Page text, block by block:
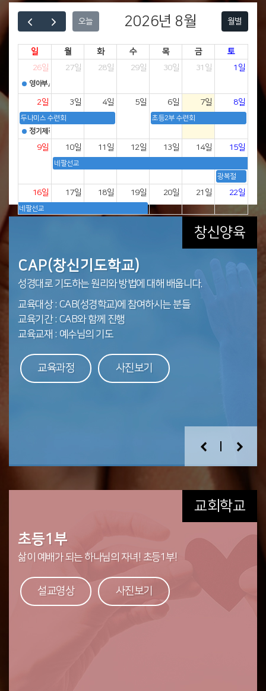
오늘 2026년 8월 월별
일 월 화 수 목 금
토
26일
영아부,유치부 성경학교
27일 28일 29일 30일 31일 1일
2일
두나미스 수련회
정기제직회
3일 4일 5일 6일
초등2부 수련회
7일 8일
9일 10일
네팔선교
11일 12일 13일 14일 15일
광복절
16일
네팔선교
17일 18일 19일 20일 21일 22일
23일 24일 25일 26일 29일
30일 31일 1일 2일 3일
창신양육
새가족부
교회에 등록하는 분들 하나님을 바르게 믿고 하나님의
자녀다운 삶을 살도록
교육하며, 창신교회를 소개하며 교회의 목표와 기준 등을
알게 합니다.
교육기간 : 10주 과정(양육1 5주, 양육2 5주)
CAB(창신성경학교)
창신교회 성도님들을 대상으로 신구약 66권을 배웁니다.
성경개관, 구절주해, 적용, 나눔으로 성도님들의 신앙생활에
말씀의 풍성한 은혜를 더하여 줍니다.
교육대상 : 창신 모든 성도
교육과정 사진보기
CAP(창신기도학교)
성경대로 기도하는 원리와 방법에 대해 배웁니다.
교육대상 : CAB(성경학교)에 참여하시는 분들
교육기간 : CAB와 함께 진행
교육교재 : 예수님의 기도
교육과정 사진보기
CAT(창신 학부모ㆍ교사 학교)
-
교육대상 : 학부모 및 교회학교 교사, 리더
교육기간 : 전후반기 10~12과정
교육과정 : 성경적 세계관(니고데모의 안경), 세가지 신자수업
교육과정 사진보기
CAE(창신전도학교)
성도의 사명인 복음전도를 배우고 익혀 전도의 생활화와
하나님 나라 확장에 힘씁니다.
교육대상: 복음전도 방법을 철저히 익히고 실제 복음전도에
헌신하고자 하는 자
교육과정 사진보기
CAM(창신선교학교)
창신교회 전 성도가 선교적 삶을 통하여 하나님 나라 비전을
실현하는 교회가 되고자 예수님의 제자, 하나님 나라
백성으로서 변화되고 사명에 헌신 할 수 있도록 반드시
수료해야 하는 과정입니다.
교육기간 : 3월(4주간)
교육과정 : 매년 주제변동
목회자 학교
한국복음화와 세계복음화를 위해 목회자에게 하나님의
말씀을 가르치고 교육합니다.
교육대상 : 국내 미래자립 목회자 및 인도 ANLMC(새생명
선교교회 총회)소속 목회자 또는 리더후보자
교육과정 사진보기
교회학교
영아부
인생 예배의 첫 걸음을 함께 하는 영아부
설교영상 사진보기
유치부
말씀과 기도로 쑥쑥 자라나는 유치부
설교영상 사진보기
초등1부
삶이 예배가 되는 하나님의 자녀! 초등1부!
설교영상 사진보기
초등2부
말씀과 기도로 예수님을 닮고, 믿지 않는 친구에게 예수님을
설교영상 사진보기
두나미스(중고등부)
성령의 능력으로
Dunamis
청년부
말씀과 기도로 예수님을 닮아가는 청년부. 하나님 앞에서는
교회와 사람들에게는 사랑을 베풀고 책임지는 어른!
세상에서는 죄와 싸워 이기는 청년!